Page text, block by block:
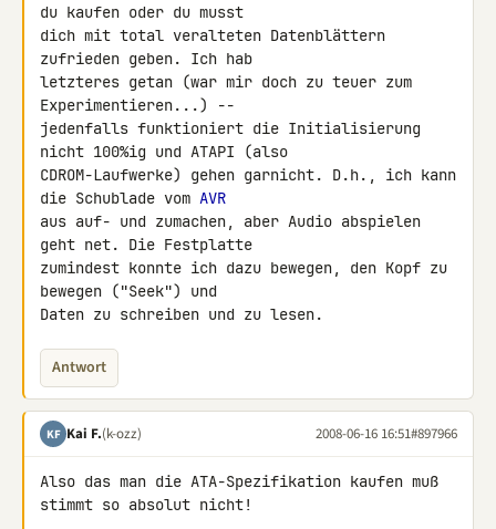
du kaufen oder du musst
dich mit total veralteten Datenblättern
zufrieden geben. Ich hab
letzteres getan (war mir doch zu teuer zum
Experimentieren...) --
jedenfalls funktioniert die Initialisierung
nicht 100%ig und ATAPI (also
CDROM-Laufwerke) gehen garnicht. D.h., ich kann
die Schublade vom AVR
aus auf- und zumachen, aber Audio abspielen
geht net. Die Festplatte
zumindest konnte ich dazu bewegen, den Kopf zu
bewegen ("Seek") und
Daten zu schreiben und zu lesen.
Antwort
KF Kai F.(k-ozz) 2008-06-16 16:51#897966
Also das man die ATA-Spezifikation kaufen muß
stimmt so absolut nicht!